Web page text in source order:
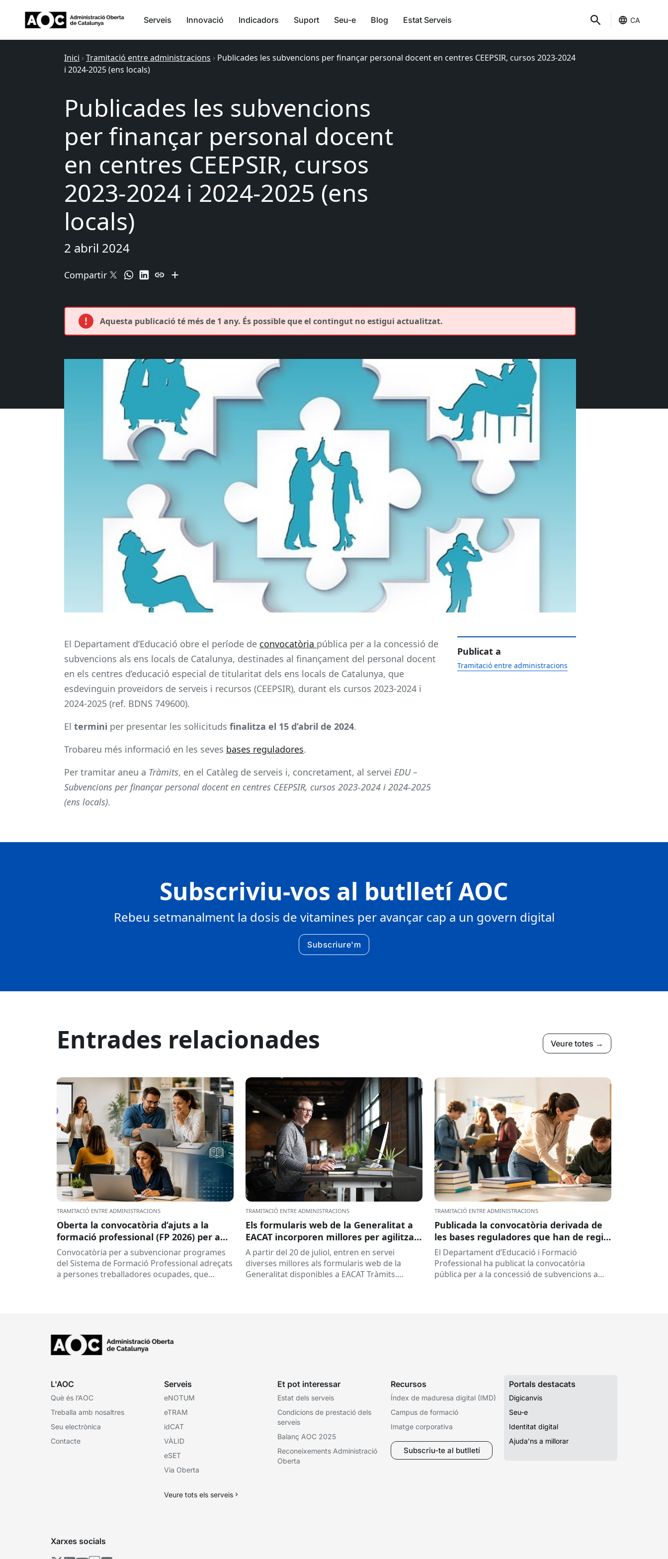
Serveis Innovació Indicadors Suport Seu-e Blog Estat Serveis CA
Inici › Tramitació entre administracions › Publicades les subvencions per finançar personal docent en centres CEEPSIR, cursos 2023-2024
i 2024-2025 (ens locals)
Publicades les subvencions
per finançar personal docent
en centres CEEPSIR, cursos
2023-2024 i 2024-2025 (ens
locals)
2 abril 2024
Compartir
Aquesta publicació té més de 1 any. És possible que el contingut no estigui actualitzat.
El Departament d’Educació obre el període de convocatòria pública per a la concessió de
subvencions als ens locals de Catalunya, destinades al finançament del personal docent
en els centres d’educació especial de titularitat dels ens locals de Catalunya, que
esdevinguin proveïdors de serveis i recursos (CEEPSIR), durant els cursos 2023-2024 i
2024-2025 (ref. BDNS 749600).
El termini per presentar les sol·licituds finalitza el 15 d’abril de 2024.
Trobareu més informació en les seves bases reguladores.
Per tramitar aneu a Tràmits, en el Catàleg de serveis i, concretament, al servei EDU –
Subvencions per finançar personal docent en centres CEEPSIR, cursos 2023-2024 i 2024-2025
(ens locals).
Publicat a
Tramitació entre administracions
Subscriviu-vos al butlletí AOC
Rebeu setmanalment la dosis de vitamines per avançar cap a un govern digital
Subscriure'm
Entrades relacionades Veure totes →
TRAMITACIÓ ENTRE ADMINISTRACIONS
Oberta la convocatòria d’ajuts a la
formació professional (FP 2026) per a
persones treballadores ocupades
Convocatòria per a subvencionar programes
del Sistema de Formació Professional adreçats
a persones treballadores ocupades, que
TRAMITACIÓ ENTRE ADMINISTRACIONS
Els formularis web de la Generalitat a
EACAT incorporen millores per agilitzar
la tramitació
A partir del 20 de juliol, entren en servei
diverses millores als formularis web de la
Generalitat disponibles a EACAT Tràmits.
TRAMITACIÓ ENTRE ADMINISTRACIONS
Publicada la convocatòria derivada de
les bases reguladores que han de regir
la concessió de subvencions a centres
educatius, per al desenvolupament de
programes de formació i inserció,
El Departament d’Educació i Formació
Professional ha publicat la convocatòria
pública per a la concessió de subvencions a
L'AOC
Què és l’AOC
Treballa amb nosaltres
Seu electrònica
Contacte
Serveis
eNOTUM
eTRAM
idCAT
VÀLID
eSET
Via Oberta
Veure tots els serveis
Et pot interessar
Estat dels serveis
Condicions de prestació dels
serveis
Balanç AOC 2025
Reconeixements Administració
Oberta
Recursos
Índex de maduresa digital (IMD)
Campus de formació
Imatge corporativa
Subscriu-te al butlletí
Portals destacats
Digicanvis
Seu-e
Identitat digital
Ajuda’ns a millorar
Xarxes socials